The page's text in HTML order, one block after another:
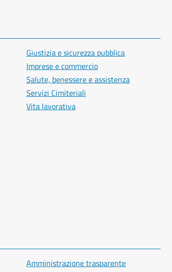
Giustizia e sicurezza pubblica
Imprese e commercio
Salute, benessere e assistenza
Servizi Cimiteriali
Vita lavorativa
Amministrazione trasparente